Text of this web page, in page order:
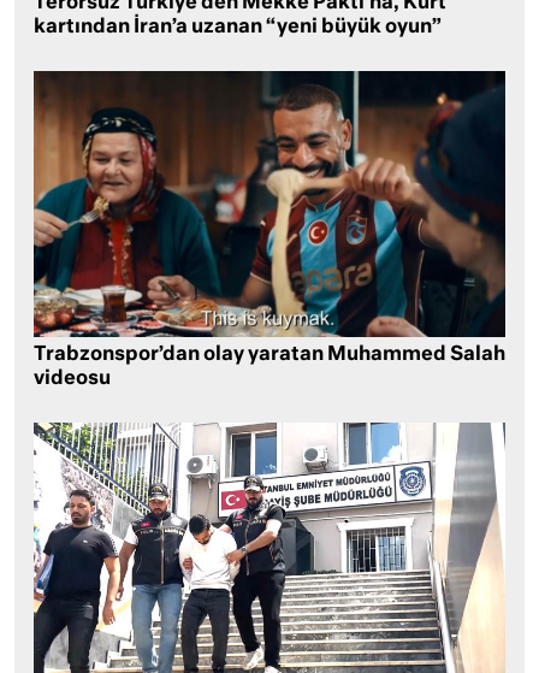
Terörsüz Türkiye’den Mekke Paktı’na, Kürt
kartından İran’a uzanan “yeni büyük oyun”
Trabzonspor’dan olay yaratan Muhammed Salah
videosu